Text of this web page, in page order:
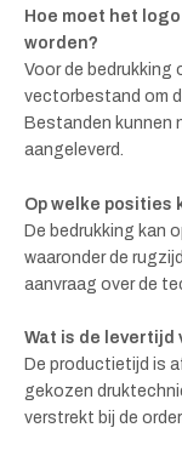
Hoe moet het
worden?
Voor de bedrukking
vectorbestand om
Bestanden kunnen
aangeleverd.
Op welke posities
De bedrukking kan
waaronder de
aanvraag over de
Wat is de
De productietijd is
gekozen
verstrekt bij de